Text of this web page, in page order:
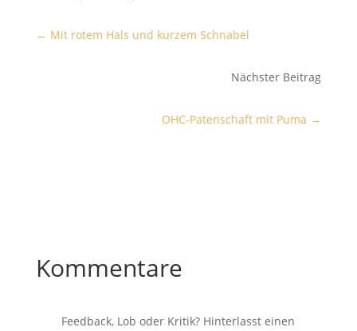
← Mit rotem Hals und kurzem Schnabel
Nächster Beitrag
OHC-Patenschaft mit Puma →
Kommentare
Feedback, Lob oder Kritik? Hinterlasst einen